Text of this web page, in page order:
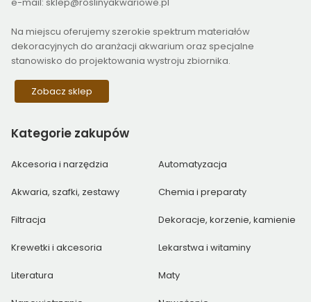
Na miejscu oferujemy szerokie spektrum materiałów
dekoracyjnych do aranżacji akwarium oraz specjalne
stanowisko do projektowania wystroju zbiornika.
Zobacz sklep
Kategorie zakupów
Akcesoria i narzędzia Automatyzacja
Akwaria, szafki, zestawy Chemia i preparaty
Filtracja Dekoracje, korzenie, kamienie
Krewetki i akcesoria Lekarstwa i witaminy
Literatura Maty